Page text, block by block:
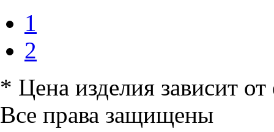
1
2
* Цена изделия зависит от
Все права защищены